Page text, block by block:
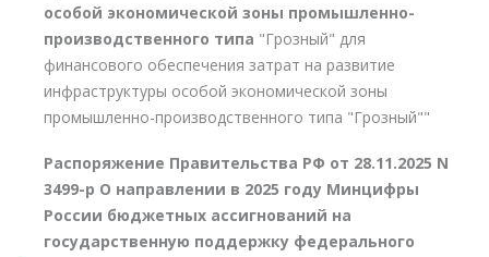
особой экономической зоны промышленно-
производственного типа "Грозный" для
финансового обеспечения затрат на развитие
инфраструктуры особой экономической зоны
промышленно-производственного типа "Грозный""
Распоряжение Правительства РФ от 28.11.2025 N
3499-р О направлении в 2025 году Минцифры
России бюджетных ассигнований на
государственную поддержку федерального